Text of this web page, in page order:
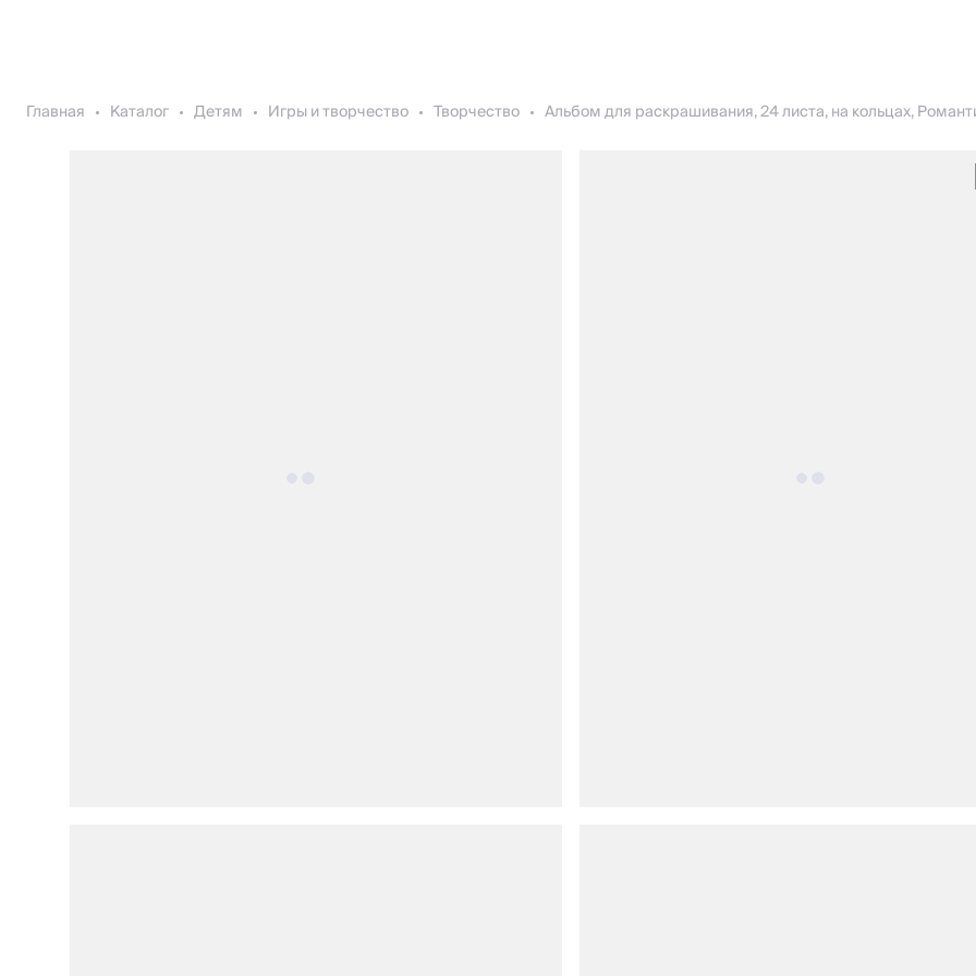
Главная Каталог Детям Игры и творчество Творчество Альбом для раскрашивания, 24 листа, на кольцах,